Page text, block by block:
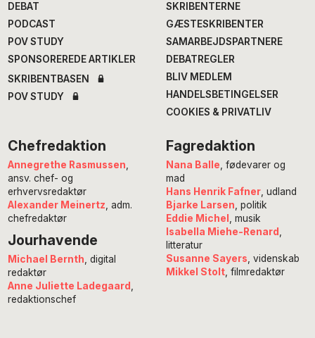
DEBAT
PODCAST
POV STUDY
SPONSOREREDE ARTIKLER
SKRIBENTBASEN
POV STUDY
SKRIBENTERNE
GÆSTESKRIBENTER
SAMARBEJDSPARTNERE
DEBATREGLER
BLIV MEDLEM
HANDELSBETINGELSER
COOKIES & PRIVATLIV
Chefredaktion
Annegrethe Rasmussen,
ansv. chef- og
erhvervsredaktør
Alexander Meinertz, adm.
chefredaktør
Jourhavende
Michael Bernth , digital
redaktør
Anne Juliette Ladegaard
redaktionschef
Fagredaktion
Nana Balle, fødevarer og
mad
Hans Henrik Fafner, udland
Bjarke Larsen, politik
Eddie Michel , musik
Isabella Miehe-Renard ,
litteratur
Susanne Sayers, videnskab
Mikkel Stolt, filmredaktør